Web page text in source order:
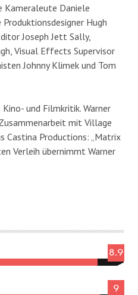
Daniele
Produktionsdesigner Hugh
Joseph Jett Sally,
Visual Effects Supervisor
Johnny Klimek und Tom
Kino- und Filmkritik. Warner
mit Village
Castina Productions: „Matrix
Verleih übernimmt Warner
8.9
9